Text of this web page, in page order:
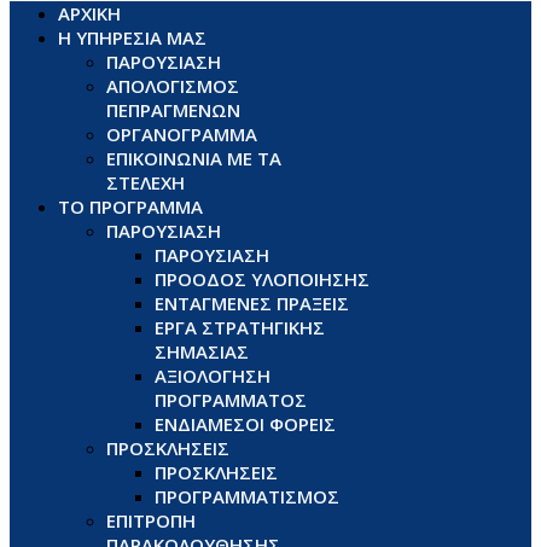
ΑΡΧΙΚΗ
Η ΥΠΗΡΕΣΙΑ ΜΑΣ
ΠΑΡΟΥΣΙΑΣΗ
ΑΠΟΛΟΓΙΣΜΟΣ
ΠΕΠΡΑΓΜΕΝΩΝ
ΟΡΓΑΝΟΓΡΑΜΜΑ
ΕΠΙΚΟΙΝΩΝΙΑ ΜΕ ΤΑ
ΣΤΕΛΕΧΗ
ΤΟ ΠΡΟΓΡΑΜΜΑ
ΠΑΡΟΥΣΙΑΣΗ
ΠΑΡΟΥΣΙΑΣΗ
ΠΡΟΟΔΟΣ ΥΛΟΠΟΙΗΣΗΣ
ΕΝΤΑΓΜΕΝΕΣ ΠΡΑΞΕΙΣ
ΕΡΓΑ ΣΤΡΑΤΗΓΙΚΗΣ
ΣΗΜΑΣΙΑΣ
ΑΞΙΟΛΟΓΗΣΗ
ΠΡΟΓΡΑΜΜΑΤΟΣ
ΕΝΔΙΑΜΕΣΟΙ ΦΟΡΕΙΣ
ΠΡΟΣΚΛΗΣΕΙΣ
ΠΡΟΣΚΛΗΣΕΙΣ
ΠΡΟΓΡΑΜΜΑΤΙΣΜΟΣ
ΕΠΙΤΡΟΠΗ